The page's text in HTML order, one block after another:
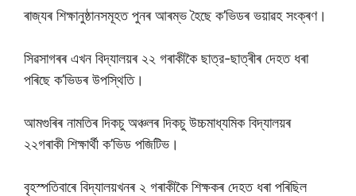
ৰাজ্যৰ শিক্ষানুষ্ঠানসমূহত পুনৰ আৰম্ভ হৈছে ক’ভিডৰ ভয়াৱহ সংক্ৰণ।
সিৱসাগৰৰ এখন বিদ্যালয়ৰ ২২ গৰাকীকৈ ছাত্র-ছাত্ৰীৰ দেহত ধৰা
পৰিছে ক’ভিডৰ উপস্থিতি।
আমগুৰিৰ নামতিৰ দিকচু অঞ্চলৰ দিকচু উচ্চমাধ্যমিক বিদ্যালয়ৰ
২২গৰাকী শিক্ষাৰ্থী ক’ভিড পজিটিভ।
বৃহস্পতিবাৰে বিদ্যালয়খনৰ ২ গৰাকীকৈ শিক্ষকৰ দেহত ধৰা পৰিছিল